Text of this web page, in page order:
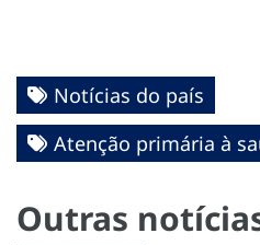
Notícias do país
Atenção primária à
Outras